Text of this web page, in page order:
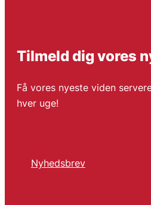
Tilmeld dig vores
Få vores nyeste viden
hver uge!
Nyhedsbrev